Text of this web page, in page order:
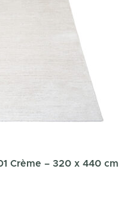
Crème – 320 x 440 cm